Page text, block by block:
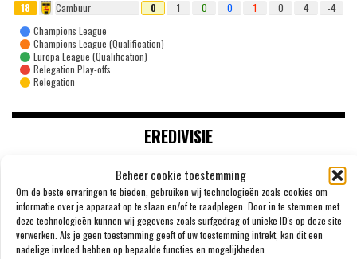
Beheer cookie toestemming
Om de beste ervaringen te bieden, gebruiken wij technologieën zoals cookies om
informatie over je apparaat op te slaan en/of te raadplegen. Door in te stemmen met
deze technologieën kunnen wij gegevens zoals surfgedrag of unieke ID's op deze site
verwerken. Als je geen toestemming geeft of uw toestemming intrekt, kan dit een
nadelige invloed hebben op bepaalde functies en mogelijkheden.
18
Cambuur 0 1 0 0 1 0 4
-4
Champions League
Champions League (Qualification)
Europa League (Qualification)
Relegation Play-offs
Relegation
EREDIVISIE
WOUTER GOES ZET KRABBEL ONDER NIEUW
CONTRACT BIJ AZ
SPENZ
7 AUGUSTUS 2026